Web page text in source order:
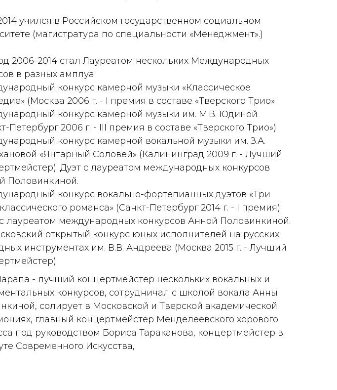
учился в Российском государственном социальном
(магистратура по специальности «Менеджмент».)
2006-2014 стал Лауреатом нескольких Международных
в разных амплуа:
конкурс камерной музыки «Классическое
(Москва 2006 г. - I премия в составе «Тверского Трио»
конкурс камерной музыки им. М.В. Юдиной
Петербург 2006 г. - III премия в составе «Тверского Трио»)
конкурс камерной вокальной музыки им. З.А.
«Янтарный Соловей» (Калининград 2009 г. - Лучший
Дуэт с лауреатом международных конкурсов
Половинкиной.
конкурс вокально-фортепианных дуэтов «Три
романса» (Санкт-Петербург 2014 г. - I премия).
лауреатом международных конкурсов Анной Половинкиной.
открытый конкурс юных исполнителей на русских
инструментах им. В.В. Андреева (Москва 2015 г. - Лучший
- лучший концертмейстер нескольких вокальных и
конкурсов, сотрудничал с школой вокала Анны
солирует в Московской и Тверской академической
главный концертмейстер Менделеевского хорового
под руководством Бориса Тараканова, концертмейстер в
Современного Искусства,